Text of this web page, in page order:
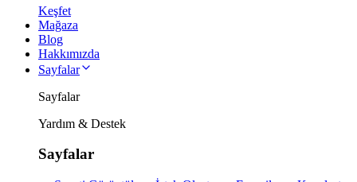
Keşfet
Mağaza
Blog
Hakkımızda
Sayfalar
Sayfalar
Yardım & Destek
Sayfalar